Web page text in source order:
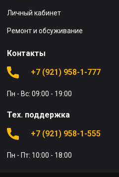
Личный кабинет
Ремонт и обсуживание
Контакты
+7 (921) 958-1-777
Пн - Вс: 09:00 - 19:00
Тех. поддержка
+7 (921) 958-1-555
Пн - Пт: 10:00 - 18:00